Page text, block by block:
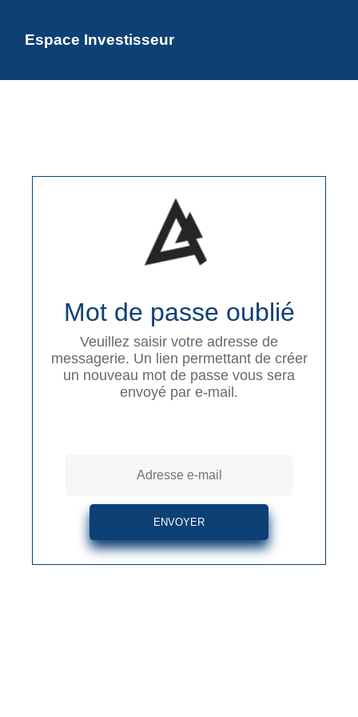
Espace Investisseur
Mot de passe oublié
Veuillez saisir votre adresse de
messagerie. Un lien permettant de créer
un nouveau mot de passe vous sera
envoyé par e-mail.